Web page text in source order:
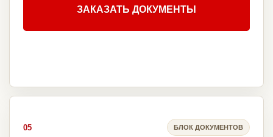
ЗАКАЗАТЬ ДОКУМЕНТЫ
05 БЛОК ДОКУМЕНТОВ